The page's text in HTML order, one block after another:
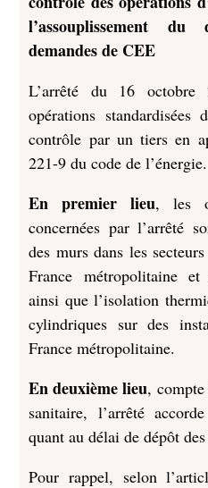
l’assouplissement
demandes de CEE
L’arrêté du 16
opérations standardisées
contrôle par un tiers en
221-9 du code de l’énergie.
En premier lieu, les
concernées par l’arrêté
des murs dans les
France métropolitaine et
ainsi que l’isolation
cylindriques sur des
France métropolitaine.
En deuxième lieu,
sanitaire, l’arrêté
quant au délai de dépôt
Pour rappel, selon